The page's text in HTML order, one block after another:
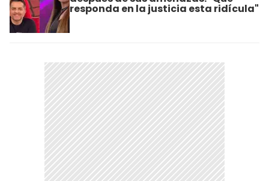
responda en la justicia esta ridícula"